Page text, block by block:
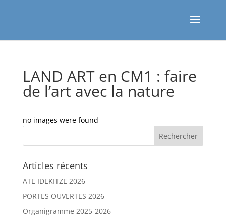
LAND ART en CM1 : faire
de l’art avec la nature
no images were found
Articles récents
ATE IDEKITZE 2026
PORTES OUVERTES 2026
Organigramme 2025-2026